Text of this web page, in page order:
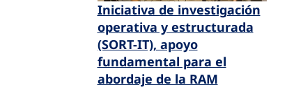
Iniciativa de investigación
operativa y estructurada
(SORT-IT), apoyo
fundamental para el
abordaje de la RAM